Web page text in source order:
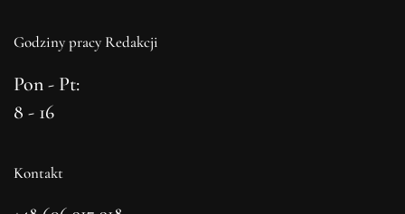
Godziny pracy Redakcji
Pon - Pt:
8 - 16
Kontakt